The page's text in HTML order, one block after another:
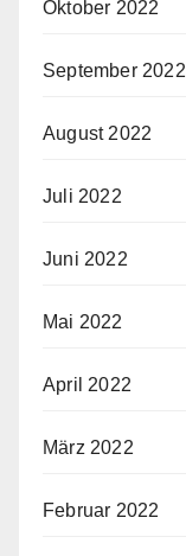
Oktober 2022
September 2022
August 2022
Juli 2022
Juni 2022
Mai 2022
April 2022
März 2022
Februar 2022